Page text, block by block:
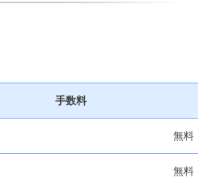
手数料
無料
無料